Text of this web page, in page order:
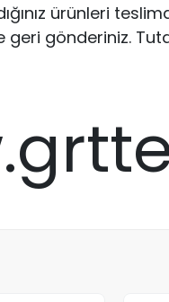
ürünleri
gönderiniz.